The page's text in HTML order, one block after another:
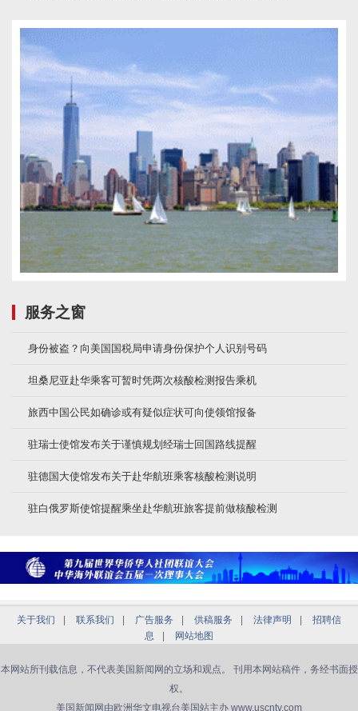
服务之窗
身份被盗？向美国国税局申请身份保护个人识别号码
坦桑尼亚赴华乘客可暂时凭两次核酸检测报告乘机
旅西中国公民如确诊或有疑似症状可向使领馆报备
驻瑞士使馆发布关于谨慎规划经瑞士回国路线提醒
驻德国大使馆发布关于赴华航班乘客核酸检测说明
驻白俄罗斯使馆提醒乘坐赴华航班旅客提前做核酸检测
关于我们 联系我们 广告服务 供稿服务 法律声明
招聘信
息
网站地图
本网站所刊载信息，不代表美国新闻网的立场和观点。 刊用本网站稿件，务经书面授
权。
美国新闻网由欧洲华文电视台美国站主办 www.uscntv.com